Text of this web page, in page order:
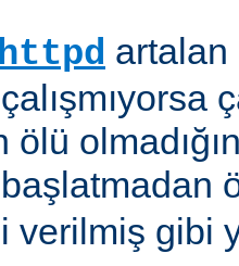
httpd
ölü
verilmiş gibi